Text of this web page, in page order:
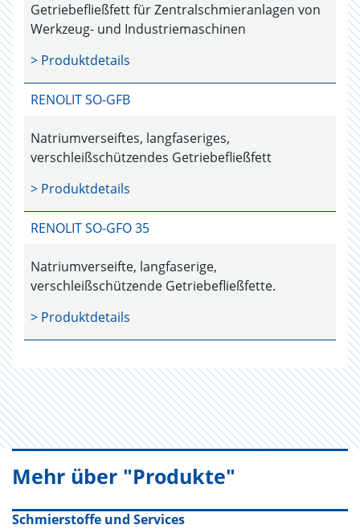
Getriebefließfett für Zentralschmieranlagen von
Werkzeug- und Industriemaschinen
> Produktdetails
RENOLIT SO-GFB
Natriumverseiftes, langfaseriges,
verschleißschützendes Getriebefließfett
> Produktdetails
RENOLIT SO-GFO 35
Natriumverseifte, langfaserige,
verschleißschützende Getriebefließfette.
> Produktdetails
Mehr über "Produkte"
Schmierstoffe und Services